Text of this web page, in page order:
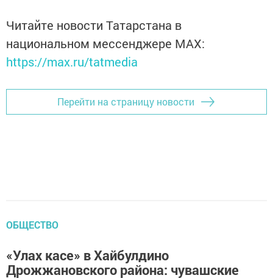
Читайте новости Татарстана в
национальном мессенджере MАХ:
https://max.ru/tatmedia
Перейти на страницу новости
ОБЩЕСТВО
«Улах касе» в Хайбулдино
Дрожжановского района: чувашские